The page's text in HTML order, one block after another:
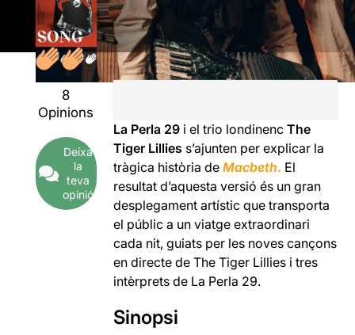
8
Opinions
Deixa
la
teva
opinió
La Perla 29 i el trio londinencThe
Tiger Lillies s’ajunten per explicar la
tràgica història deMacbeth. El
resultat d’aquesta versió és un gran
desplegament artístic que transporta
el públic a un viatge extraordinari
cada nit, guiats per les noves cançons
en directe de The Tiger Lillies i tres
intèrprets de La Perla 29.
Sinopsi